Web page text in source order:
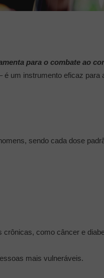
para o combate ao
um instrumento eficaz
sendo cada dose
crônicas, como câncer e
mais vulneráveis.